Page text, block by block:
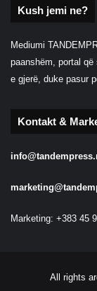
Kush jemi ne?
Mediumi
paanshëm, portal
e gjerë, duke pasur
Kontakt &
Marketing: +383 45
All rights